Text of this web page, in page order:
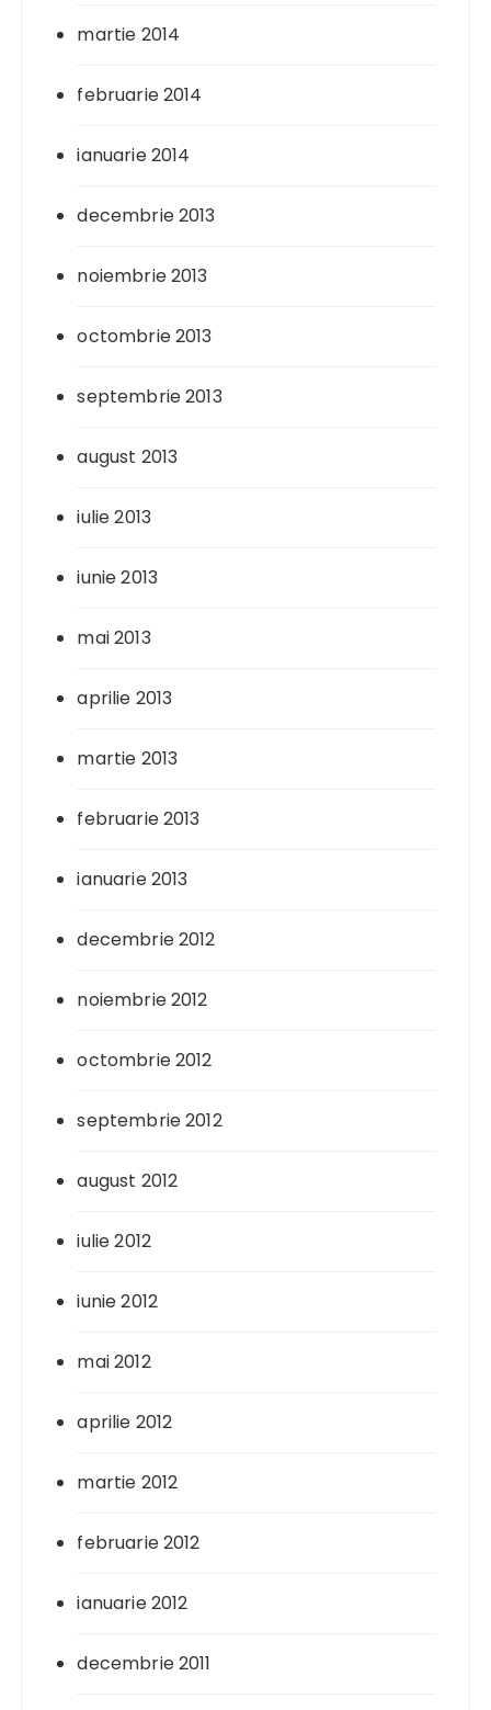
martie 2014
februarie 2014
ianuarie 2014
decembrie 2013
noiembrie 2013
octombrie 2013
septembrie 2013
august 2013
iulie 2013
iunie 2013
mai 2013
aprilie 2013
martie 2013
februarie 2013
ianuarie 2013
decembrie 2012
noiembrie 2012
octombrie 2012
septembrie 2012
august 2012
iulie 2012
iunie 2012
mai 2012
aprilie 2012
martie 2012
februarie 2012
ianuarie 2012
decembrie 2011